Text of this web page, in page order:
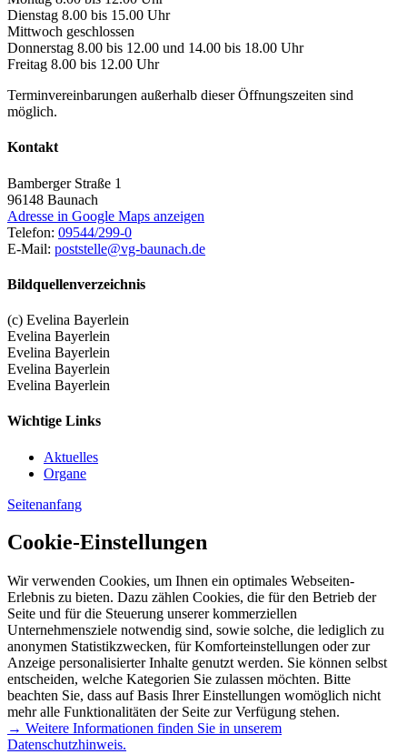
Dienstag 8.00 bis 15.00 Uhr
Mittwoch geschlossen
Donnerstag 8.00 bis 12.00 und 14.00 bis 18.00 Uhr
Freitag 8.00 bis 12.00 Uhr
Terminvereinbarungen außerhalb dieser Öffnungszeiten sind
möglich.
Kontakt
Bamberger Straße 1
96148 Baunach
Adresse in Google Maps anzeigen
Telefon: 09544/299-0
E-Mail: poststelle@vg-baunach.de
Bildquellenverzeichnis
(c) Evelina Bayerlein
Evelina Bayerlein
Evelina Bayerlein
Evelina Bayerlein
Evelina Bayerlein
Wichtige Links
Aktuelles
Organe
Seitenanfang
Cookie-Einstellungen
Wir verwenden Cookies, um Ihnen ein optimales Webseiten-
Erlebnis zu bieten. Dazu zählen Cookies, die für den Betrieb der
Seite und für die Steuerung unserer kommerziellen
Unternehmensziele notwendig sind, sowie solche, die lediglich zu
anonymen Statistikzwecken, für Komforteinstellungen oder zur
Anzeige personalisierter Inhalte genutzt werden. Sie können selbst
entscheiden, welche Kategorien Sie zulassen möchten. Bitte
beachten Sie, dass auf Basis Ihrer Einstellungen womöglich nicht
mehr alle Funktionalitäten der Seite zur Verfügung stehen.
→ Weitere Informationen finden Sie in unserem
Datenschutzhinweis.